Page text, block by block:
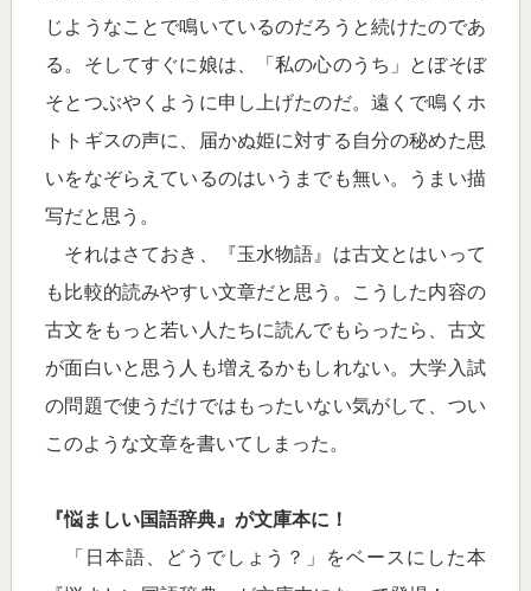
じようなことで鳴いているのだろうと続けたのであ
る。そしてすぐに娘は、「私の心のうち」とぼそぼ
そとつぶやくように申し上げたのだ。遠くで鳴くホ
トトギスの声に、届かぬ姫に対する自分の秘めた思
いをなぞらえているのはいうまでも無い。うまい描
写だと思う。
それはさておき、『玉水物語』は古文とはいって
も比較的読みやすい文章だと思う。こうした内容の
古文をもっと若い人たちに読んでもらったら、古文
が面白いと思う人も増えるかもしれない。大学入試
の問題で使うだけではもったいない気がして、つい
このような文章を書いてしまった。
『悩ましい国語辞典』が文庫本に！
「日本語、どうでしょう？」をベースにした本